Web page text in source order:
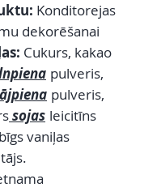
Konditorejas
dekorēšanai
Cukurs, kakao
pulveris,
pulveris,
sojas leicitīns
vaniļas